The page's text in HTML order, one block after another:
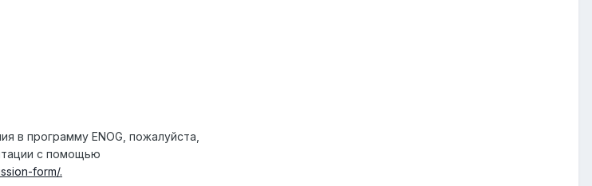
в программу ENOG, пожалуйста,
с помощью
form/.